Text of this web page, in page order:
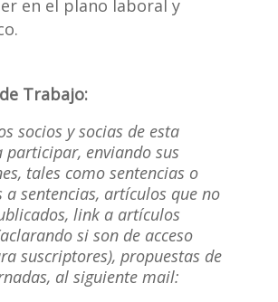
en el plano laboral y
Trabajo:
socios y socias de esta
participar, enviando sus
tales como sentencias o
a sentencias, artículos que no
link a artículos
si son de acceso
suscriptores), propuestas de
al siguiente mail: